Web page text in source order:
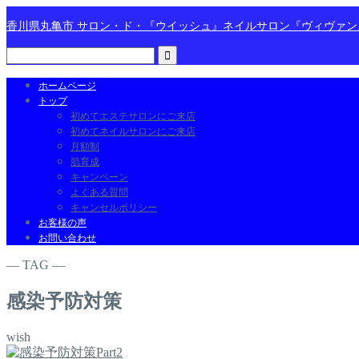
香川県丸亀市 サロン・ド・『ウイッシュ』ネイルサロン『ヴィヴァ
ホームページ
トップ
初めてエステサロンにご来店
初めてネイルサロンにご来店
月額制
肌育成
キャンペーン
よくある質問
キャンセルポリシー
お客様の声
お問い合わせ
― TAG ―
感染予防対策
wish